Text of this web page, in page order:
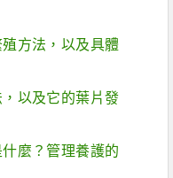
方法，以及具體
以及它的葉片發
麼？管理養護的